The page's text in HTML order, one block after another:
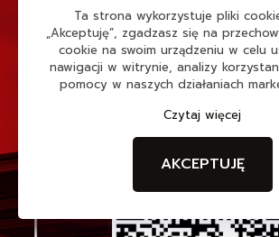
Ta strona wykorzystuje pliki
„Akceptuję”, zgadzasz się na
cookie na swoim urządzeniu w celu
nawigacji w witrynie, analizy
pomocy w naszych działaniach
Czytaj więcej
AKCEPTUJĘ